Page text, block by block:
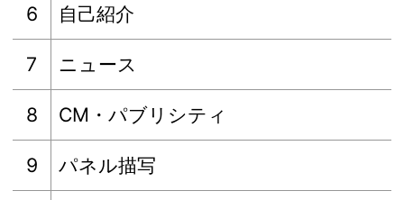
6 自己紹介
7 ニュース
8 CM・パブリシティ
9 パネル描写